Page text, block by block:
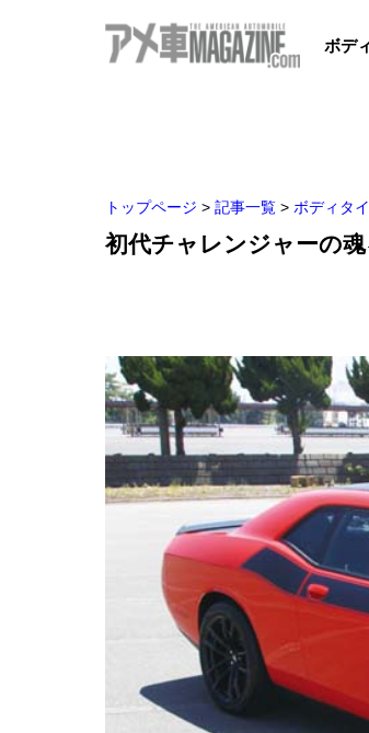
ボデ
トップページ > 記事一覧 > ボディタ
初代チャレンジャーの